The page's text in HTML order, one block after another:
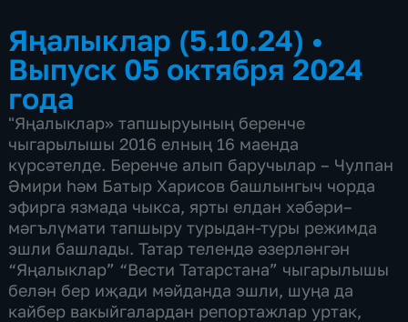
Яңалыклар (5.10.24) •
Выпуск 05 октября 2024
года
"Яңалыклар» тапшыруының беренче
чыгарылышы 2016 елның 16 маенда
күрсәтелде. Беренче алып баручылар – Чулпан
Әмири һәм Батыр Харисов башлынгыч чорда
эфирга язмада чыкса, ярты елдан хәбәри–
мәгълүмати тапшыру турыдан-туры режимда
эшли башлады. Татар телендә әзерләнгән
“Яңалыклар” “Вести Татарстана” чыгарылышы
белән бер иҗади мәйданда эшли, шуңа да
кайбер вакыйгалардан репортажлар уртак,